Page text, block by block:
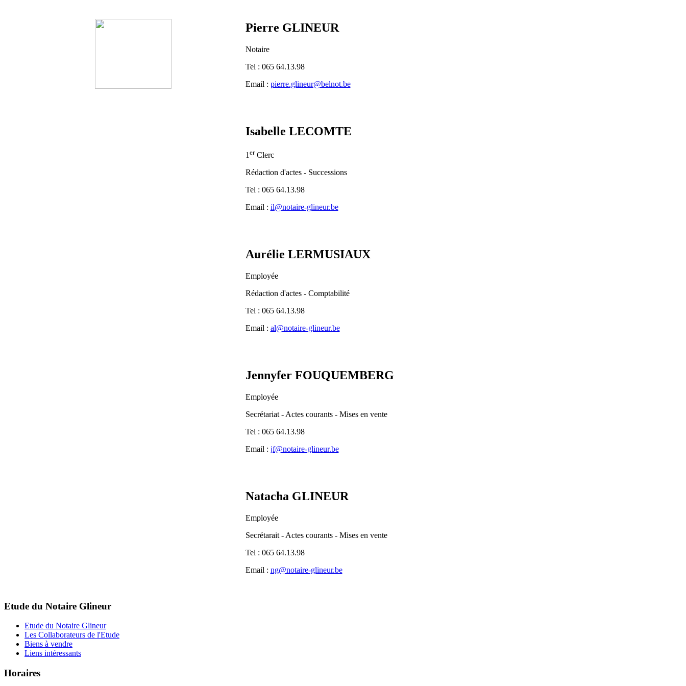
Pierre GLINEUR
Notaire
Tel : 065 64.13.98
Email : pierre.glineur@belnot.be
Isabelle LECOMTE
1 erClerc
Rédaction d'actes - Successions
Tel : 065 64.13.98
Email : il@notaire-glineur.be
Aurélie LERMUSIAUX
Employée
Rédaction d'actes - Comptabilité
Tel : 065 64.13.98
Email : al@notaire-glineur.be
Jennyfer FOUQUEMBERG
Employée
Secrétariat - Actes courants - Mises en vente
Tel : 065 64.13.98
Email : jf@notaire-glineur.be
Natacha GLINEUR
Employée
Secrétarait - Actes courants - Mises en vente
Tel : 065 64.13.98
Email : ng@notaire-glineur.be
Etude du Notaire Glineur
Etude du Notaire Glineur
Les Collaborateurs de l'Etude
Biens à vendre
Liens intéressants
Horaires